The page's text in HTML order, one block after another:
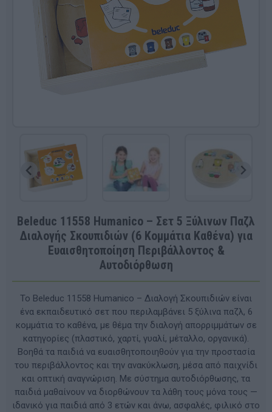
Beleduc 11558 Humanico – Σετ 5 Ξύλινων Παζλ
Διαλογής Σκουπιδιών (6 Κομμάτια Καθένα) για
Ευαισθητοποίηση Περιβάλλοντος &
Αυτοδιόρθωση
Το Beleduc 11558 Humanico – Διαλογή Σκουπιδιών είναι
ένα εκπαιδευτικό σετ που περιλαμβάνει 5 ξύλινα παζλ, 6
κομμάτια το καθένα, με θέμα την διαλογή απορριμμάτων σε
κατηγορίες (πλαστικό, χαρτί, γυαλί, μέταλλο, οργανικά).
Βοηθά τα παιδιά να ευαισθητοποιηθούν για την προστασία
του περιβάλλοντος και την ανακύκλωση, μέσα από παιχνίδι
και οπτική αναγνώριση. Με σύστημα αυτοδιόρθωσης, τα
παιδιά μαθαίνουν να διορθώνουν τα λάθη τους μόνα τους —
ιδανικό για παιδιά από 3 ετών και άνω, ασφαλές, φιλικό στο